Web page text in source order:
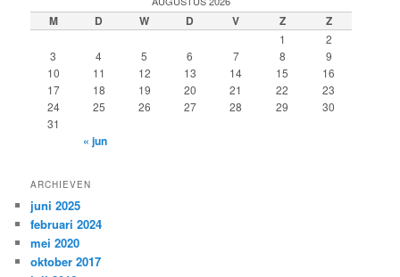
M D W D V Z Z
1
2
3
4 5 6 7 8
9
10
11 12 13 14 15
16
17
18 19 20 21 22
23
24
25 26 27 28 29
30
31
« jun
ARCHIEVEN
juni 2025
februari 2024
mei 2020
oktober 2017